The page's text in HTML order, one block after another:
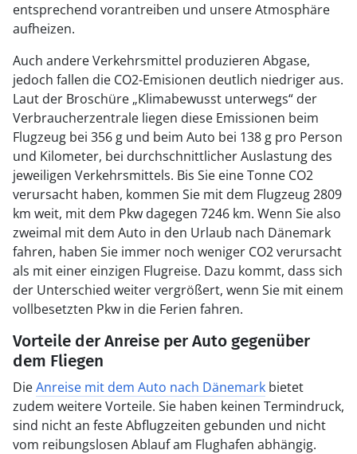
entsprechend vorantreiben und unsere Atmosphäre
aufheizen.
Auch andere Verkehrsmittel produzieren Abgase,
jedoch fallen die CO2-Emisionen deutlich niedriger aus.
Laut der Broschüre „Klimabewusst unterwegs“ der
Verbraucherzentrale liegen diese Emissionen beim
Flugzeug bei 356 g und beim Auto bei 138 g pro Person
und Kilometer, bei durchschnittlicher Auslastung des
jeweiligen Verkehrsmittels. Bis Sie eine Tonne CO2
verursacht haben, kommen Sie mit dem Flugzeug 2809
km weit, mit dem Pkw dagegen 7246 km. Wenn Sie also
zweimal mit dem Auto in den Urlaub nach Dänemark
fahren, haben Sie immer noch weniger CO2 verursacht
als mit einer einzigen Flugreise. Dazu kommt, dass sich
der Unterschied weiter vergrößert, wenn Sie mit einem
vollbesetzten Pkw in die Ferien fahren.
Vorteile der Anreise per Auto gegenüber
dem Fliegen
DieAnreise mit dem Auto nach Dänemark bietet
zudem weitere Vorteile. Sie haben keinen Termindruck,
sind nicht an feste Abflugzeiten gebunden und nicht
vom reibungslosen Ablauf am Flughafen abhängig.